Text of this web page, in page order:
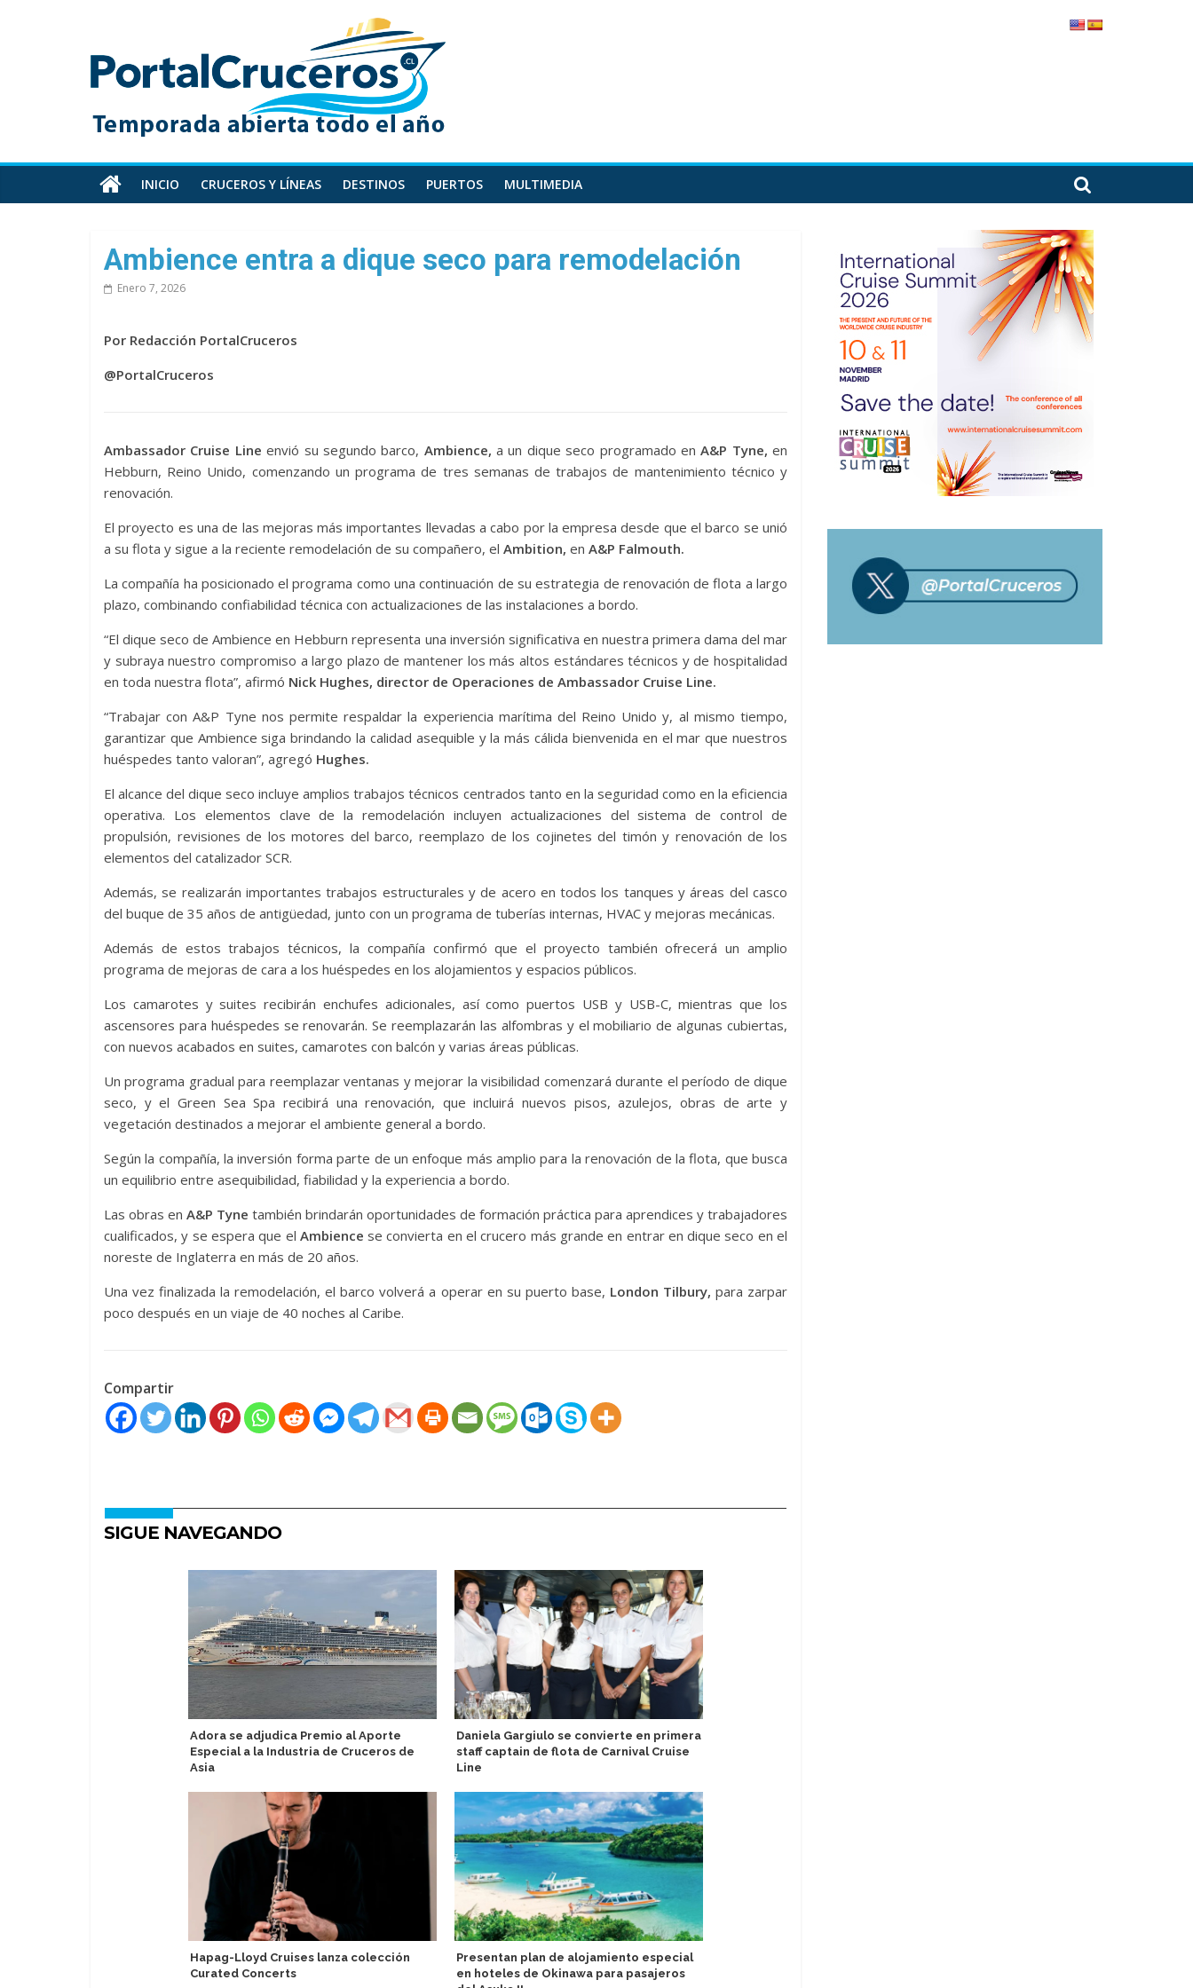
PortalCruceros
Toda
información
cruceros
en
un
sitio
INICIO CRUCEROS Y LÍNEAS DESTINOS PUERTOS MULTIMEDIA
Ambience entra a dique seco para remodelación
Enero 7, 2026
Por Redacción PortalCruceros
@PortalCruceros
Ambassador Cruise Line envió su segundo barco, Ambience, a un dique seco programado en A&P Tyne, en
Hebburn, Reino Unido, comenzando un programa de tres semanas de trabajos de mantenimiento técnico y
renovación.
El proyecto es una de las mejoras más importantes llevadas a cabo por la empresa desde que el barco se unió
a su flota y sigue a la reciente remodelación de su compañero, el Ambition, en A&P Falmouth.
La compañía ha posicionado el programa como una continuación de su estrategia de renovación de flota a largo
plazo, combinando confiabilidad técnica con actualizaciones de las instalaciones a bordo.
“El dique seco de Ambience en Hebburn representa una inversión significativa en nuestra primera dama del mar
y subraya nuestro compromiso a largo plazo de mantener los más altos estándares técnicos y de hospitalidad
en toda nuestra flota”, afirmó Nick Hughes, director de Operaciones de Ambassador Cruise Line.
“Trabajar con A&P Tyne nos permite respaldar la experiencia marítima del Reino Unido y, al mismo tiempo,
garantizar que Ambience siga brindando la calidad asequible y la más cálida bienvenida en el mar que nuestros
huéspedes tanto valoran”, agregó Hughes.
El alcance del dique seco incluye amplios trabajos técnicos centrados tanto en la seguridad como en la eficiencia
operativa. Los elementos clave de la remodelación incluyen actualizaciones del sistema de control de
propulsión, revisiones de los motores del barco, reemplazo de los cojinetes del timón y renovación de los
elementos del catalizador SCR.
Además, se realizarán importantes trabajos estructurales y de acero en todos los tanques y áreas del casco
del buque de 35 años de antigüedad, junto con un programa de tuberías internas, HVAC y mejoras mecánicas.
Además de estos trabajos técnicos, la compañía confirmó que el proyecto también ofrecerá un amplio
programa de mejoras de cara a los huéspedes en los alojamientos y espacios públicos.
Los camarotes y suites recibirán enchufes adicionales, así como puertos USB y USB-C, mientras que los
ascensores para huéspedes se renovarán. Se reemplazarán las alfombras y el mobiliario de algunas cubiertas,
con nuevos acabados en suites, camarotes con balcón y varias áreas públicas.
Un programa gradual para reemplazar ventanas y mejorar la visibilidad comenzará durante el período de dique
seco, y el Green Sea Spa recibirá una renovación, que incluirá nuevos pisos, azulejos, obras de arte y
vegetación destinados a mejorar el ambiente general a bordo.
Según la compañía, la inversión forma parte de un enfoque más amplio para la renovación de la flota, que busca
un equilibrio entre asequibilidad, fiabilidad y la experiencia a bordo.
Las obras en A&P Tyne también brindarán oportunidades de formación práctica para aprendices y trabajadores
cualificados, y se espera que el Ambience se convierta en el crucero más grande en entrar en dique seco en el
noreste de Inglaterra en más de 20 años.
Una vez finalizada la remodelación, el barco volverá a operar en su puerto base, London Tilbury, para zarpar
poco después en un viaje de 40 noches al Caribe.
Compartir
SIGUE NAVEGANDO
Adora se adjudica Premio al Aporte
Especial a la Industria de Cruceros de
Asia
Hapag-Lloyd Cruises lanza colección
Curated Concerts
Daniela Gargiulo se convierte en primera
staff captain de flota de Carnival Cruise
Line
Presentan plan de alojamiento especial
en hoteles de Okinawa para pasajeros